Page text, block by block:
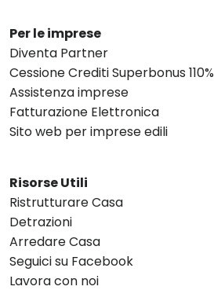
Per le imprese
Diventa Partner
Cessione Crediti Superbonus 110%
Assistenza imprese
Fatturazione Elettronica
Sito web per imprese edili
Risorse Utili
Ristrutturare Casa
Detrazioni
Arredare Casa
Seguici su Facebook
Lavora con noi